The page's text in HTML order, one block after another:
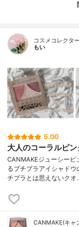
コスメコレクター
もい
5.00
大人のコーラルピ
CANMAKEジューシーピ
るプチプラアイシャド
チプラとは思えないクオ
CANMAKE(キャ